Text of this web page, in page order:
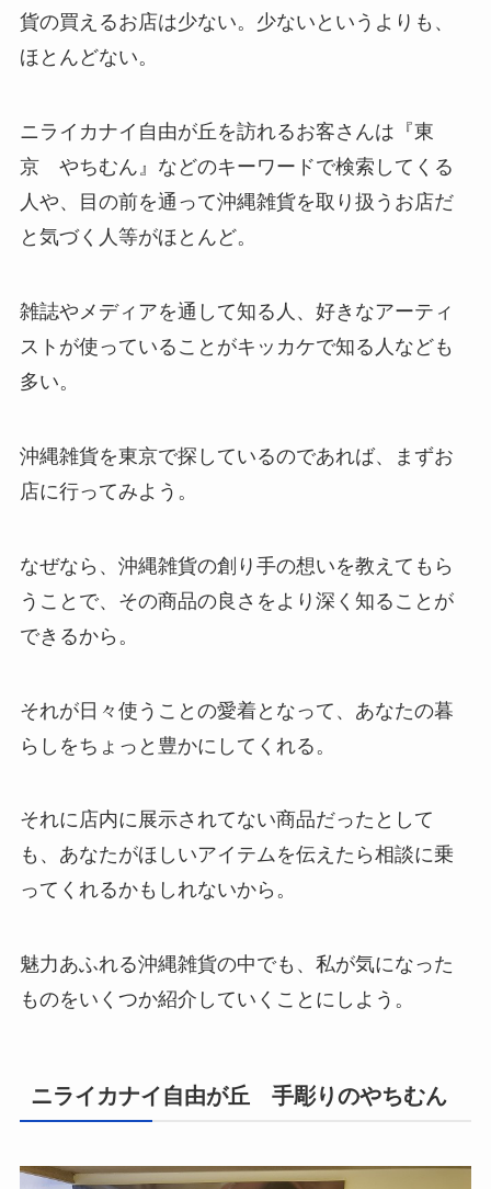
貨の買えるお店は少ない。少ないというよりも、
ほとんどない。
ニライカナイ自由が丘を訪れるお客さんは『東
京 やちむん』などのキーワードで検索してくる
人や、目の前を通って沖縄雑貨を取り扱うお店だ
と気づく人等がほとんど。
雑誌やメディアを通して知る人、好きなアーティ
ストが使っていることがキッカケで知る人なども
多い。
沖縄雑貨を東京で探しているのであれば、まずお
店に行ってみよう。
なぜなら、沖縄雑貨の創り手の想いを教えてもら
うことで、その商品の良さをより深く知ることが
できるから。
それが日々使うことの愛着となって、あなたの暮
らしをちょっと豊かにしてくれる。
それに店内に展示されてない商品だったとして
も、あなたがほしいアイテムを伝えたら相談に乗
ってくれるかもしれないから。
魅力あふれる沖縄雑貨の中でも、私が気になった
ものをいくつか紹介していくことにしよう。
ニライカナイ自由が丘 手彫りのやちむん